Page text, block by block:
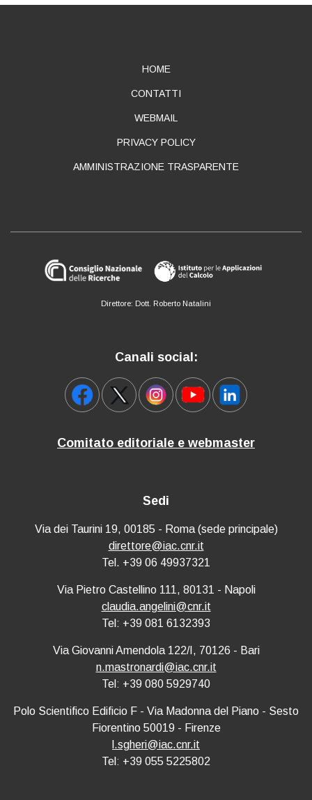
HOME
CONTATTI
WEBMAIL
PRIVACY POLICY
AMMINISTRAZIONE TRASPARENTE
Direttore: Dott. Roberto Natalini
Canali social:
Comitato editoriale e webmaster
Sedi
Via dei Taurini 19, 00185 - Roma (sede principale)
direttore@iac.cnr.it
Tel. +39 06 49937321
Via Pietro Castellino 111, 80131 - Napoli
claudia.angelini@cnr.it
Tel: +39 081 6132393
Via Giovanni Amendola 122/I, 70126 - Bari
n.mastronardi@iac.cnr.it
Tel: +39 080 5929740
Polo Scientifico Edificio F - Via Madonna del Piano - Sesto
Fiorentino 50019 - Firenze
l.sgheri@iac.cnr.it
Tel: +39 055 5225802